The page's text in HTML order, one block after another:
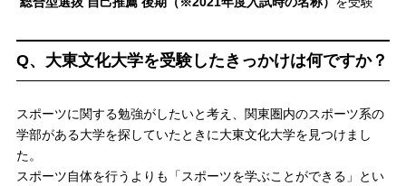
Q、大東文化大学を受験したきっかけは何ですか？
スポーツに関する勉強がしたいと考え、関東圏内のスポーツ系の
学部がある大学を探していたときに大東文化大学を見つけまし
た。
スポーツ自体を行うよりも「スポーツを学ぶことができる」とい